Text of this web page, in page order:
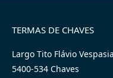
TERMAS DE CHAVES
Largo Tito Flávio
5400-534 Chaves